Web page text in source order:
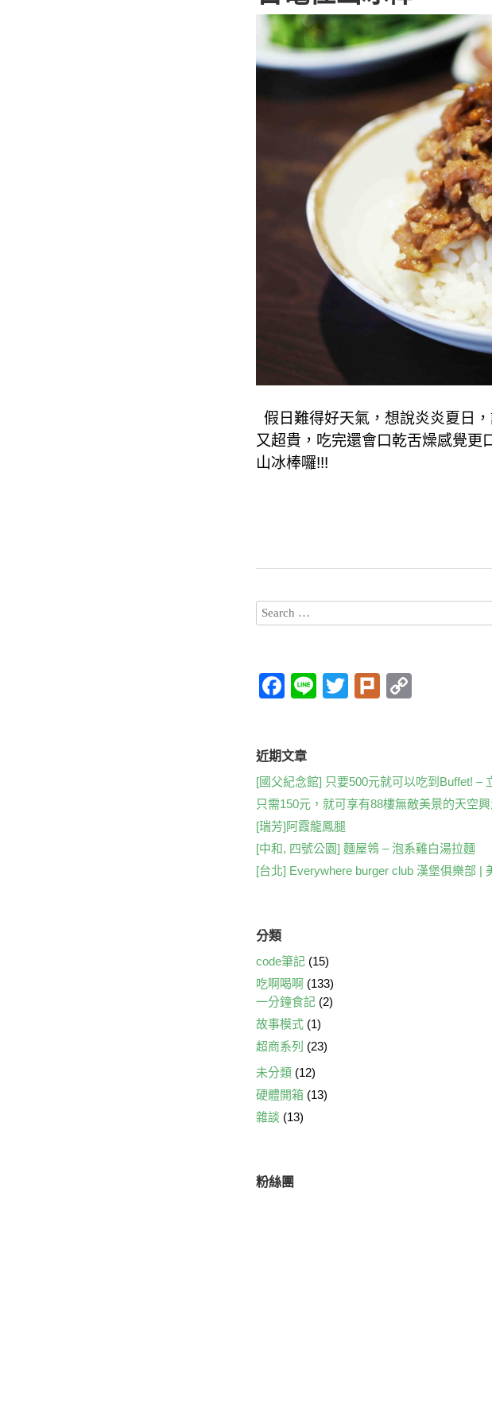
假日難得好天氣，想說炎炎夏日
又超貴，吃完還會口乾舌燥感覺更
山冰棒囉!!!
F
e
b
o
o
k
Li
T
Pl
Li
n
k
近期文章
[國父紀念館] 只要500元就可以吃到Buffet! –
只需150元，就可享有88樓無敵美景的天空
[瑞芳]阿霞龍鳳腿
[中和, 四號公園] 麵屋鴒 – 泡系雞白湯拉麵
[台北] Everywhere burger club 漢堡俱樂部 |
分類
code筆記 (15)
吃啊喝啊 (133)
一分鐘食記 (2)
故事模式 (1)
超商系列 (23)
未分類 (12)
硬體開箱 (13)
雜談 (13)
粉絲團